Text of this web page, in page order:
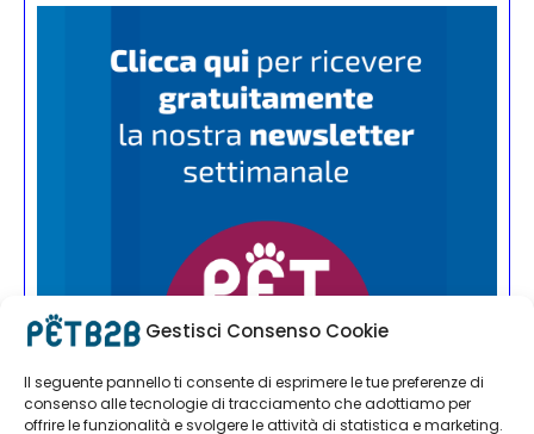
Gestisci Consenso Cookie
Il seguente pannello ti consente di esprimere le tue preferenze di
consenso alle tecnologie di tracciamento che adottiamo per
offrire le funzionalità e svolgere le attività di statistica e marketing.